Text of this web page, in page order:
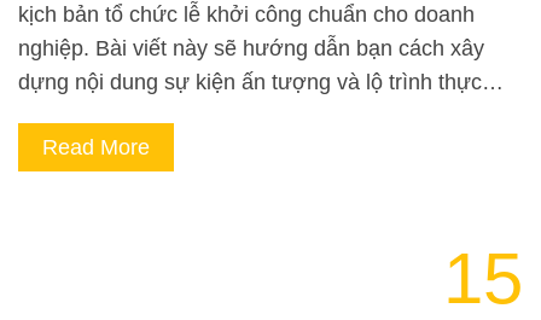
kịch bản tổ chức lễ khởi công chuẩn cho doanh
nghiệp. Bài viết này sẽ hướng dẫn bạn cách xây
dựng nội dung sự kiện ấn tượng và lộ trình thực…
Read More
15